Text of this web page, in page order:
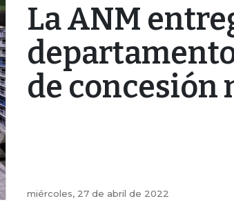
La ANM
de concesión
miércoles, 27 de abril de 2022